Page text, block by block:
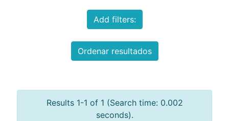
Add filters:
Ordenar resultados
Results 1-1 of 1 (Search time: 0.002
seconds).